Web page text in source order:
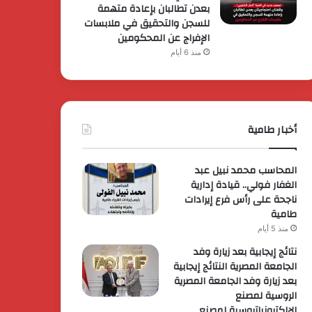
بعدن تطالبان بإعادة متهمة
للسجن والتحقيق في ملابسات
الإفراج عن المحكومين
منذ 6 أيام
أخبار طامية
المحاسب محمد نبيل عبد
الغفار فولي.. قيادة إدارية
ناجحة على رأس فرع إيرادات
طامية
منذ 5 أيام
نتائج إيجابية بعد زيارة وفد
الجامعة المصرية النتائج إيجابية
بعد زيارة وفد الجامعة المصرية
الروسية لمصنع